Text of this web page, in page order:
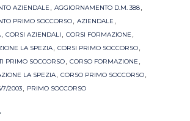
AZIENDALE , AGGIORNAMENTO D.M. 388,
PRIMO SOCCORSO, AZIENDALE ,
, CORSI AZIENDALI , CORSI FORMAZIONE ,
LA SPEZIA, CORSI PRIMO SOCCORSO,
PRIMO SOCCORSO, CORSO FORMAZIONE ,
LA SPEZIA, CORSO PRIMO SOCCORSO,
7/2003, PRIMO SOCCORSO